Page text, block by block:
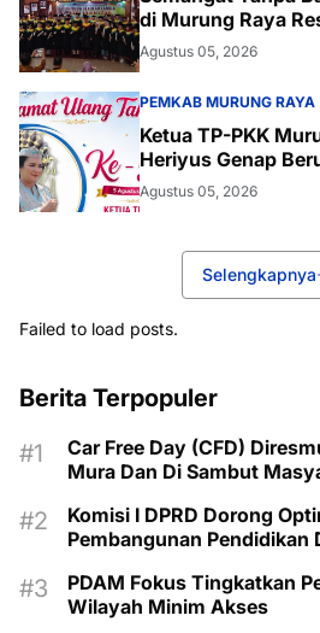
di Murung Raya
Agustus 05, 2026
PEMKAB MURUNG RAYA
Ketua TP-PKK
Heriyus Genap
Agustus 05, 2026
Selengkapnya
Failed to load posts.
Berita Terpopuler
Car Free Day (CFD)
Mura Dan Di Sambut
Komisi I DPRD Dorong
Pembangunan Pendidikan
PDAM Fokus Tingkatkan
Wilayah Minim Akses